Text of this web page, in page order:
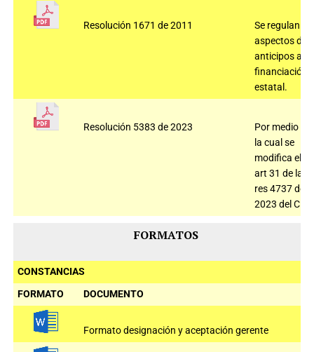
Resolución 1671 de 2011
Se regulan
aspectos de
anticipos a la
financiación
estatal.
Resolución 5383 de 2023
Por medio de
la cual se
modifica el
art 31 de la
res 4737 de
2023 del CNE
FORMATOS
CONSTANCIAS
FORMATO
DOCUMENTO
Formato designación y aceptación gerente